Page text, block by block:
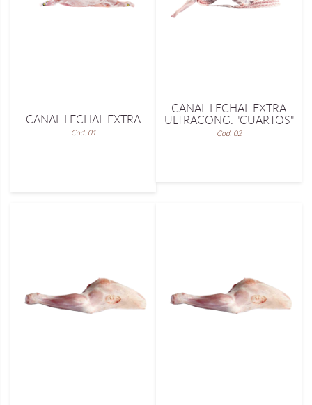
CANAL LECHAL EXTRA
Cod. 01
CANAL LECHAL EXTRA
ULTRACONG. "CUARTOS"
Cod. 02